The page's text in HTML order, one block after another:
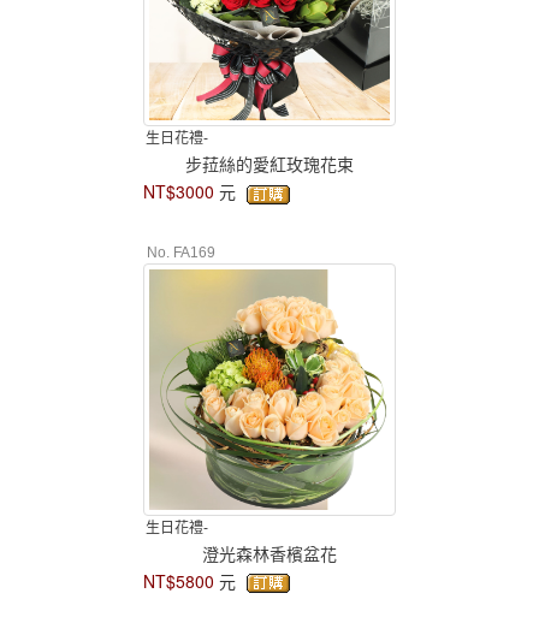
生日花禮-
步菈絲的愛紅玫瑰花束
NT$3000 元
No. FA169
生日花禮-
澄光森林香檳盆花
NT$5800 元